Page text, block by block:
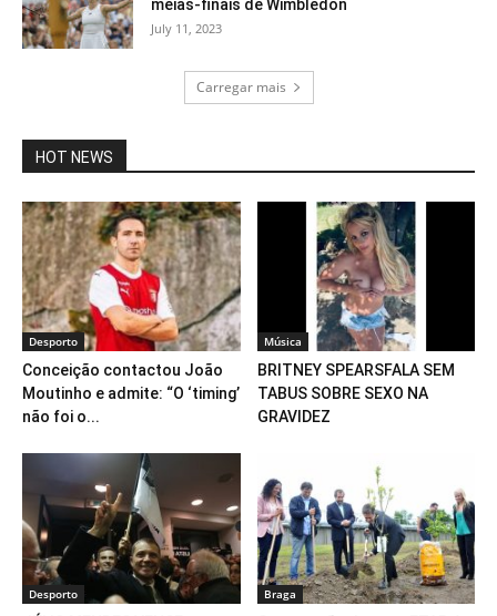
meias-finais de Wimbledon
July 11, 2023
Carregar mais
HOT NEWS
Desporto
Conceição contactou João
Moutinho e admite: “O ‘timing’
não foi o...
Música
BRITNEY SPEARSFALA SEM
TABUS SOBRE SEXO NA
GRAVIDEZ
Desporto Braga